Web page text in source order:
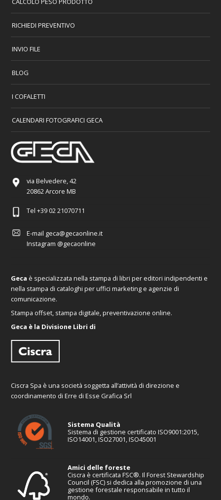
RICHIEDI PREVENTIVO
INVIO FILE
BLOG
I COFALETTI
CALENDARI FOTOGRAFICI GECA
via Belvedere, 42
20862 Arcore MB
Tel +39 02 21070711
E-mail geca@gecaonline.it
Instagram @gecaonline
Geca è specializzata nella stampa di libri per editori indipendenti e
nella stampa di cataloghi per uffici marketing e agenzie di
comunicazione.
Stampa offset, stampa digitale, preventivazione online.
Geca è la Divisione Libri di
Ciscra Spa è una società soggetta all’attività di direzione e
coordinamento di Erre di Esse Grafica Srl
Sistema Qualità
Sistema di gestione certificato ISO9001:2015,
ISO14001, ISO27001, ISO45001
Amici delle foreste
Ciscra è certificata FSC®. Il Forest Stewardship
Council (FSC) si dedica alla promozione di una
gestione forestale responsabile in tutto il
mondo.